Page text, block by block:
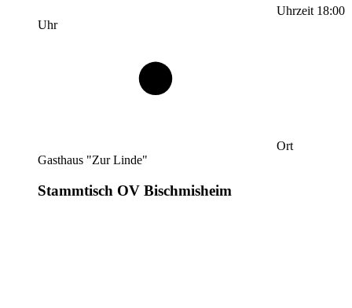
Uhrzeit 18:00
Uhr
Ort
Gasthaus "Zur Linde"
Stammtisch OV Bischmisheim